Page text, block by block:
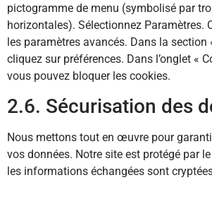
pictogramme de menu (symbolisé par
horizontales). Sélectionnez Paramètres.
les paramètres avancés. Dans la section
cliquez sur préférences. Dans l’onglet «
vous pouvez bloquer les cookies.
2.6. Sécurisation des
Nous mettons tout en œuvre pour
vos données. Notre site est protégé par
les informations échangées sont